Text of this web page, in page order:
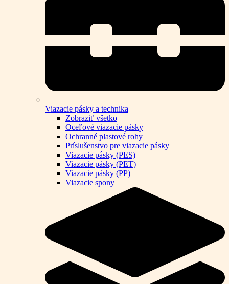
Viazacie pásky a technika
Zobraziť všetko
Oceľové viazacie pásky
Ochranné plastové rohy
Príslušenstvo pre viazacie pásky
Viazacie pásky (PES)
Viazacie pásky (PET)
Viazacie pásky (PP)
Viazacie spony